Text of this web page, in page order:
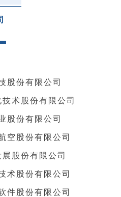
股份有限公司
术股份有限公司
股份有限公司
空股份有限公司
股份有限公司
术股份有限公司
件股份有限公司